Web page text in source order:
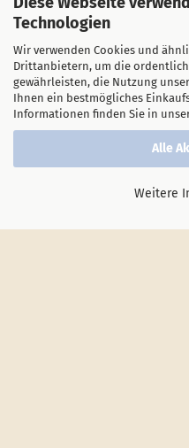
Technologien
Wir verwenden Cookies und
Drittanbietern, um die
gewährleisten, die Nutzung
Ihnen ein bestmögliches
Informationen finden Sie in
Alle
Weitere